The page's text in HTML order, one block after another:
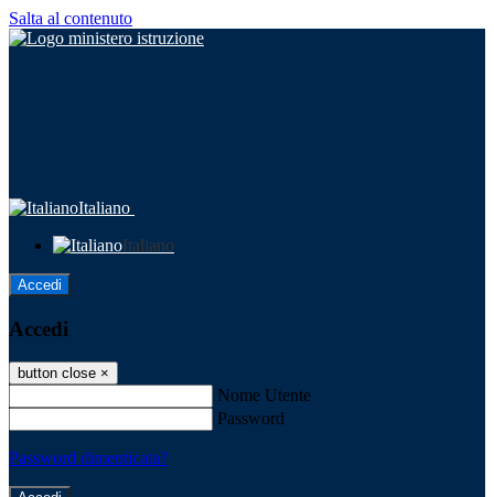
Salta al contenuto
Italiano
Italiano
Accedi
Accedi
button close ×
Nome Utente
Password
Password dimenticata?